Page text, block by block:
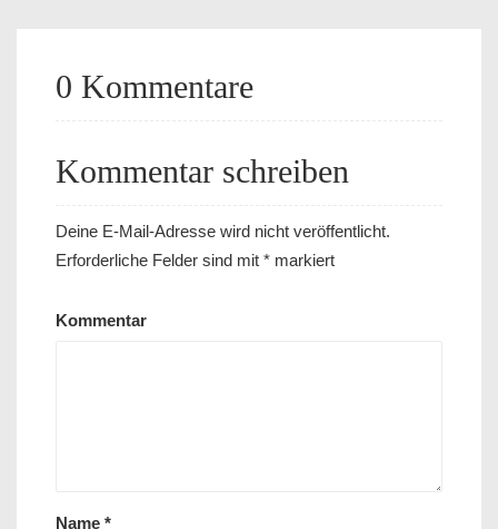
0 Kommentare
Kommentar schreiben
Deine E-Mail-Adresse wird nicht veröffentlicht.
Erforderliche Felder sind mit * markiert
Kommentar
Name *